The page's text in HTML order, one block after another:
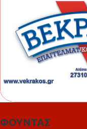
ΦΟΥΝΤΑΣ